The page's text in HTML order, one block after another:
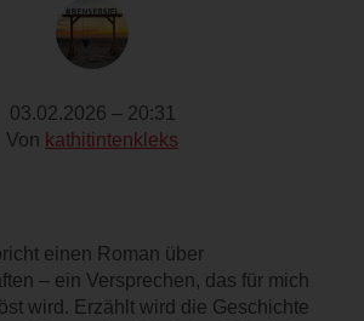
03.02.2026 – 20:31
Von kathitintenkleks
einen Roman über
– ein Versprechen, das für mich
wird. Erzählt wird die Geschichte